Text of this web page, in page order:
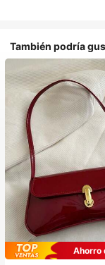
También podría
Ahorro